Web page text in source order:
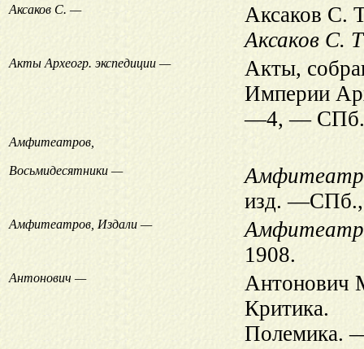
Аксаков С. —
Аксаков С.
Аксаков С. Т
Акты Археогр. экспедиции —
Акты,
Империи
—4, —
Амфитеатров,
Восьмидесятники —
изд. —СПб.,
Амфитеатров, Издали —
1908.
Антонович —
Антонович
Критика.
Полемика.